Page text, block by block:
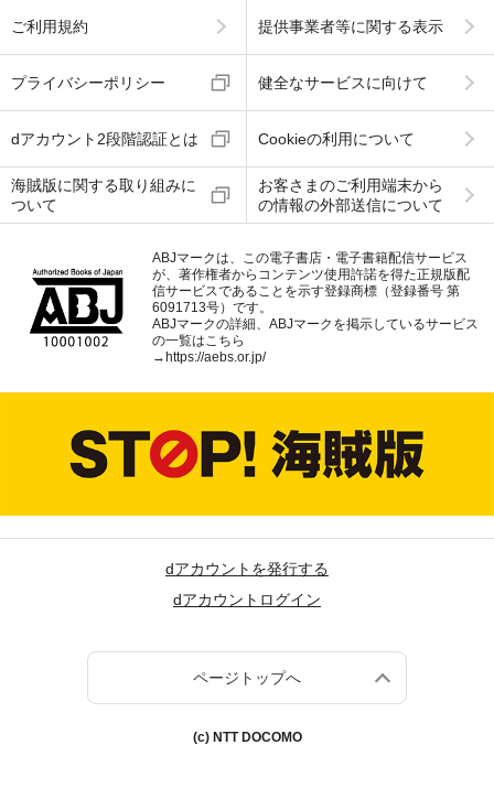
ご利用規約 提供事業者等に関する表示
プライバシーポリシー 健全なサービスに向けて
dアカウント2段階認証とは Cookieの利用について
海賊版に関する取り組みに
ついて
お客さまのご利用端末から
の情報の外部送信について
ABJマークは、この電子書店・電子書籍配信サービス
が、著作権者からコンテンツ使用許諾を得た正規版配
信サービスであることを示す登録商標（登録番号 第
6091713号）です。
ABJマークの詳細、ABJマークを掲示しているサービス
の一覧はこちら
→ https://aebs.or.jp/
dアカウントを発行する
dアカウントログイン
ページトップへ
(c) NTT DOCOMO